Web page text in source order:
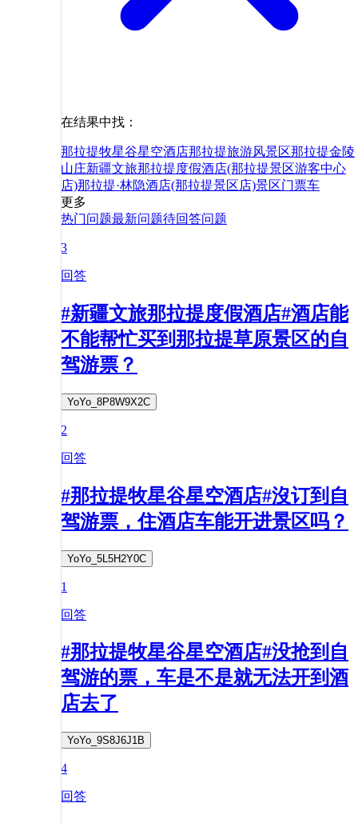
在结果中找：
那拉提牧星谷星空酒店那拉提旅游风景区那拉提金陵
山庄新疆文旅那拉提度假酒店(那拉提景区游客中心
店)那拉提·林隐酒店(那拉提景区店)景区门票车
更多
热门问题最新问题待回答问题
3
回答
#新疆文旅那拉提度假酒店#酒店能
不能帮忙买到那拉提草原景区的自
驾游票？
YoYo_8P8W9X2C
2
回答
#那拉提牧星谷星空酒店#沒订到自
驾游票，住酒店车能开进景区吗？
YoYo_5L5H2Y0C
1
回答
#那拉提牧星谷星空酒店#没抢到自
驾游的票，车是不是就无法开到酒
店去了
YoYo_9S8J6J1B
4
回答